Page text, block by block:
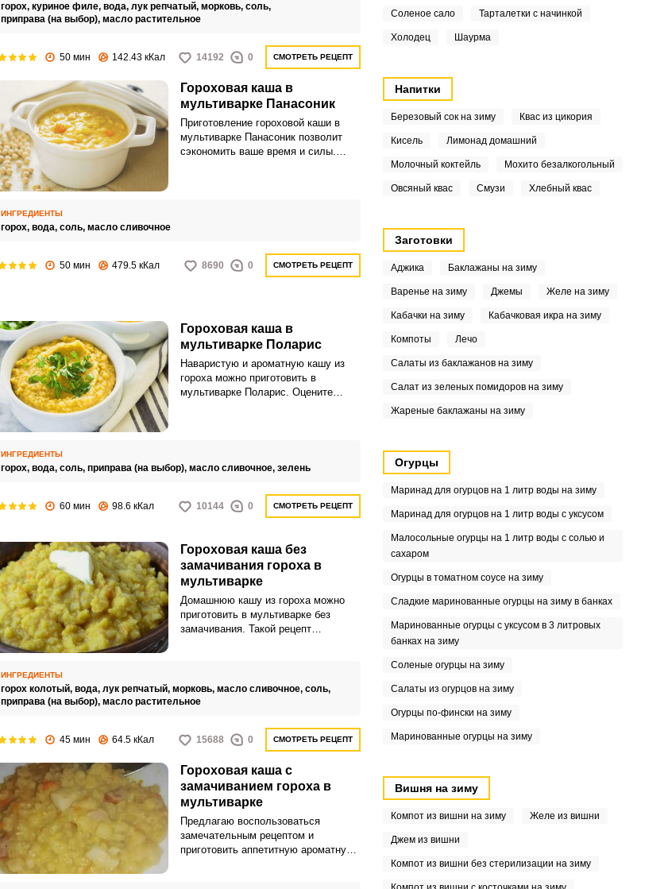
горох, куриное филе, вода, лук репчатый, морковь, соль,
приправа (на выбор), масло растительное
50 мин 142.43 кКал 14192 0 СМОТРЕТЬ РЕЦЕПТ
Гороховая каша в
мультиварке Панасоник
Приготовление гороховой каши в
мультиварке Панасоник позволит
сэкономить ваше время и силы.
ИНГРЕДИЕНТЫ
горох, вода, соль, масло сливочное
50 мин 479.5 кКал 8690 0 СМОТРЕТЬ РЕЦЕПТ
Гороховая каша в
мультиварке Поларис
Наваристую и ароматную кашу из
гороха можно приготовить в
мультиварке Поларис. Оцените
ИНГРЕДИЕНТЫ
горох, вода, соль, приправа (на выбор), масло сливочное, зелень
60 мин 98.6 кКал 10144 0 СМОТРЕТЬ РЕЦЕПТ
Гороховая каша без
замачивания гороха в
мультиварке
Домашнюю кашу из гороха можно
приготовить в мультиварке без
замачивания. Такой рецепт
ИНГРЕДИЕНТЫ
горох колотый, вода, лук репчатый, морковь, масло сливочное, соль,
приправа (на выбор), масло растительное
45 мин 64.5 кКал 15688 0 СМОТРЕТЬ РЕЦЕПТ
Гороховая каша с
замачиванием гороха в
мультиварке
Предлагаю воспользоваться
замечательным рецептом и
приготовить аппетитную ароматную
Соленое сало Тарталетки с начинкой
Холодец Шаурма
Напитки
Березовый сок на зиму Квас из цикория
Кисель Лимонад домашний
Молочный коктейль Мохито безалкогольный
Овсяный квас Смузи Хлебный квас
Заготовки
Аджика Баклажаны на зиму
Варенье на зиму Джемы Желе на зиму
Кабачки на зиму Кабачковая икра на зиму
Компоты Лечо
Салаты из баклажанов на зиму
Салат из зеленых помидоров на зиму
Жареные баклажаны на зиму
Огурцы
Маринад для огурцов на 1 литр воды на зиму
Маринад для огурцов на 1 литр воды с уксусом
Малосольные огурцы на 1 литр воды с солью и
сахаром
Огурцы в томатном соусе на зиму
Сладкие маринованные огурцы на зиму в банках
Маринованные огурцы с уксусом в 3 литровых
банках на зиму
Соленые огурцы на зиму
Салаты из огурцов на зиму
Огурцы по-фински на зиму
Маринованные огурцы на зиму
Вишня на зиму
Компот из вишни на зиму Желе из вишни
Джем из вишни
Компот из вишни без стерилизации на зиму